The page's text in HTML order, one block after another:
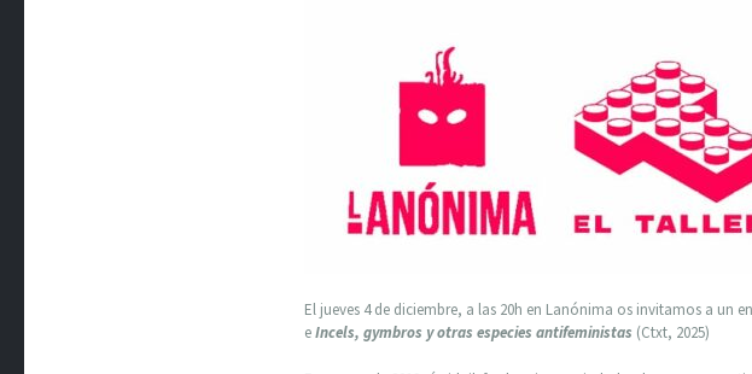
El jueves 4 de diciembre, a las 20h en Lanónima os invitamos a un
eIncels, gymbros y otras especies antifeministas (Ctxt, 2025)